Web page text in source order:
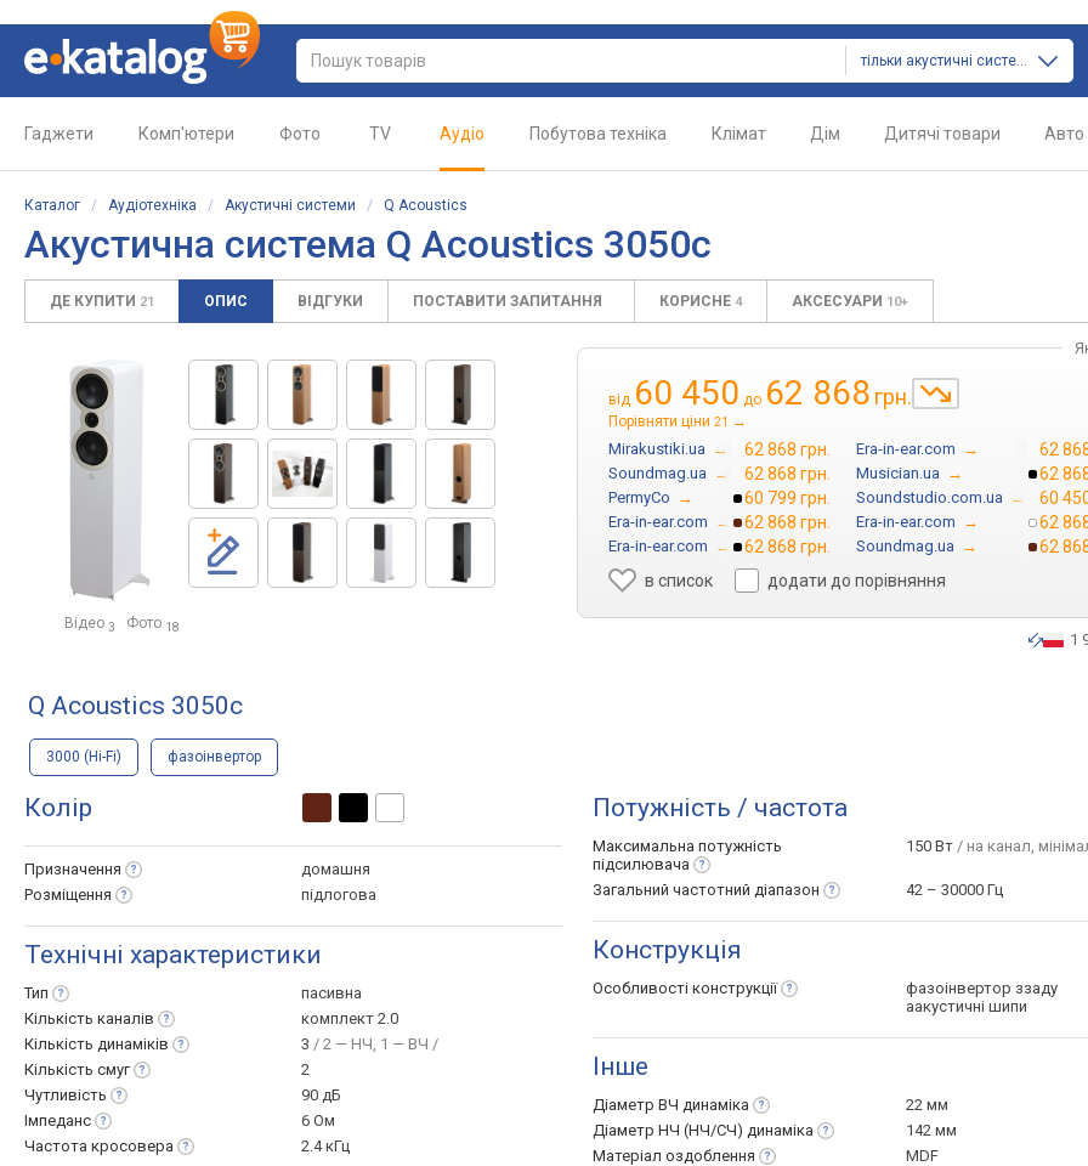
тільки акустичні системи
Гаджети Комп'ютери Фото TV Аудіо Побутова техніка Клімат Дім Дитячі товари Авто
Каталог / Аудіотехніка / Акустичні системи / Q Acoustics
Акустична система Q Acoustics 3050c
ДЕ КУПИТИ 21 ОПИС ВІДГУКИ ПОСТАВИТИ ЗАПИТАННЯ КОРИСНЕ 4 АКСЕСУАРИ 10+
Відео 3 Фото 18
від 60 450 до 62 868 грн.
Порівняти ціни 21 →
Mirakustiki.ua → 62 868 грн. Era-in-ear.com → 62
Soundmag.ua → 62 868 грн. Musician.ua → 62
PermyCo → 60 799 грн. Soundstudio.com.ua → 60
Era-in-ear.com → 62 868 грн. Era-in-ear.com → 62
Era-in-ear.com → 62 868 грн. Soundmag.ua →
62
в список
додати до порівняння
1
Q Acoustics 3050c
3000 (Hi-Fi) фазоінвертор
Колір
Призначення
домашня
Розміщення
підлогова
Технічні характеристики
Тип
пасивна
Кількість каналів
комплект 2.0
Кількість динаміків 3 / 2 — НЧ, 1 — ВЧ /
Кількість смуг
2
Чутливість
90 дБ
Імпеданс
6 Ом
Частота кросовера 2.4 кГц
Потужність / частота
Максимальна потужність
підсилювача
150 Вт / на канал,
Загальний частотний діапазон 42 – 30000 Гц
Конструкція
Особливості конструкції
фазоінвертор ззаду
аакустичні шипи
Інше
Діаметр ВЧ динаміка
22 мм
Діаметр НЧ (НЧ/СЧ) динаміка
142 мм
Матеріал оздоблення
MDF